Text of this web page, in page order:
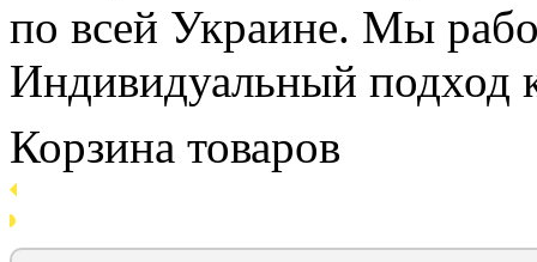
по всей Украине. Мы
Индивидуальный подход
Корзина товаров